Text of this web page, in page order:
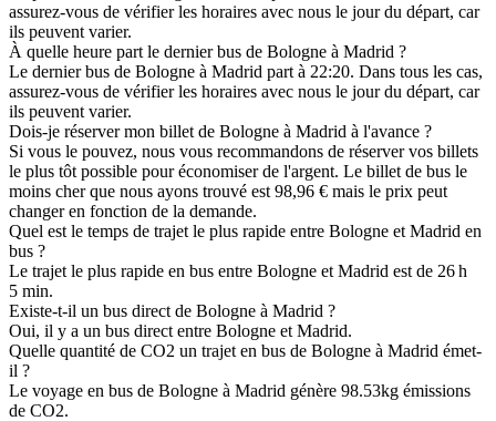
assurez-vous de vérifier les horaires avec nous le jour du départ, car
ils peuvent varier.
À quelle heure part le dernier bus de Bologne à Madrid ?
Le dernier bus de Bologne à Madrid part à 22:20. Dans tous les cas,
assurez-vous de vérifier les horaires avec nous le jour du départ, car
ils peuvent varier.
Dois-je réserver mon billet de Bologne à Madrid à l'avance ?
Si vous le pouvez, nous vous recommandons de réserver vos billets
le plus tôt possible pour économiser de l'argent. Le billet de bus le
moins cher que nous ayons trouvé est 98,96 € mais le prix peut
changer en fonction de la demande.
Quel est le temps de trajet le plus rapide entre Bologne et Madrid en
bus ?
Le trajet le plus rapide en bus entre Bologne et Madrid est de 26 h
5 min.
Existe-t-il un bus direct de Bologne à Madrid ?
Oui, il y a un bus direct entre Bologne et Madrid.
Quelle quantité de CO2 un trajet en bus de Bologne à Madrid émet-
il ?
Le voyage en bus de Bologne à Madrid génère 98.53kg émissions
de CO2.